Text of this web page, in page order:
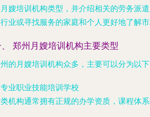
嫂培训机构类型，并介绍相关的劳务派
业或寻找服务的家庭和个人更好地了解市
郑州月嫂培训机构主要类型
的月嫂培训机构众多，主要可以分为以下
专业职业技能培训学校
机构通常拥有正规的办学资质，课程体系